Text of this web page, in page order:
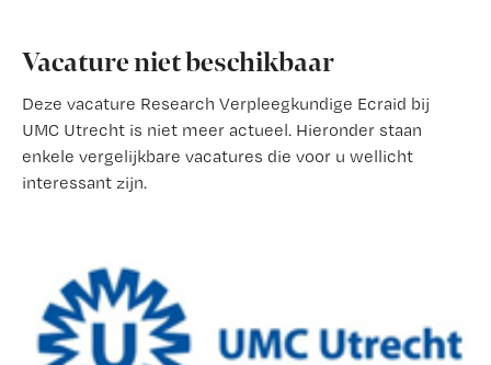
Vacature niet beschikbaar
Deze vacature Research Verpleegkundige Ecraid bij
UMC Utrecht is niet meer actueel. Hieronder staan
enkele vergelijkbare vacatures die voor u wellicht
interessant zijn.